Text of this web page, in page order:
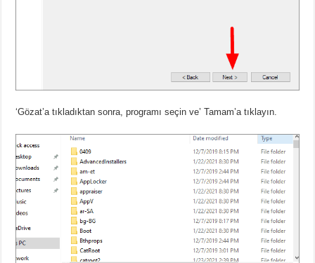
‘Gözat’a tıkladıktan sonra, programı seçin ve’ Tamam’a tıklayın.